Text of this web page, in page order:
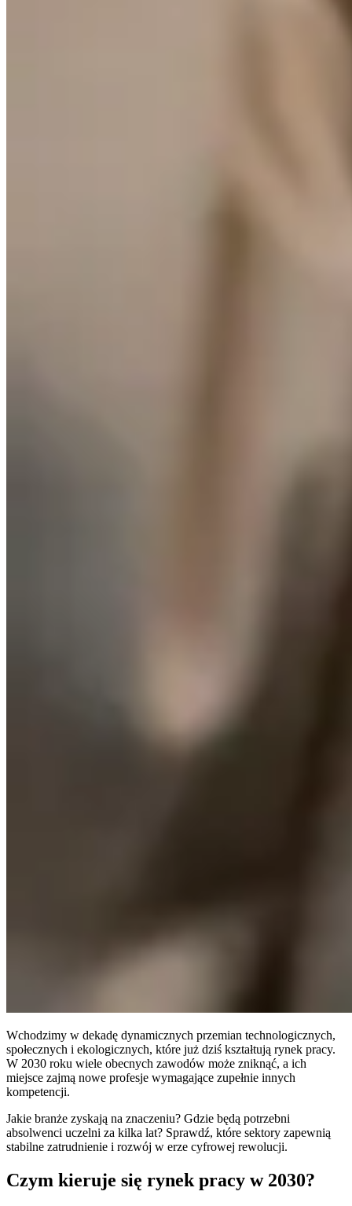
Wchodzimy w dekadę dynamicznych przemian technologicznych,
społecznych i ekologicznych, które już dziś kształtują rynek pracy.
W 2030 roku wiele obecnych zawodów może zniknąć, a ich
miejsce zajmą nowe profesje wymagające zupełnie innych
kompetencji.
Jakie branże zyskają na znaczeniu? Gdzie będą potrzebni
absolwenci uczelni za kilka lat? Sprawdź, które sektory zapewnią
stabilne zatrudnienie i rozwój w erze cyfrowej rewolucji.
Czym kieruje się rynek pracy w 2030?